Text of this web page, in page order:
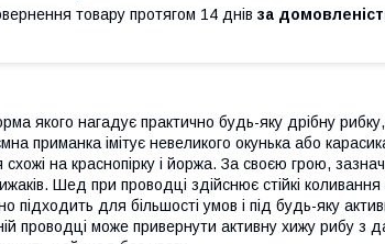
товару протягом 14 днів за
якого нагадує практично будь-яку дрібну
приманка імітує невеликого окунька або
схожі на краснопірку і йоржа. За своєю грою,
Шед при проводці здійснює стійкі коливання
для більшості умов і під будь-яку
проводці може привернути активну хижу рибу з